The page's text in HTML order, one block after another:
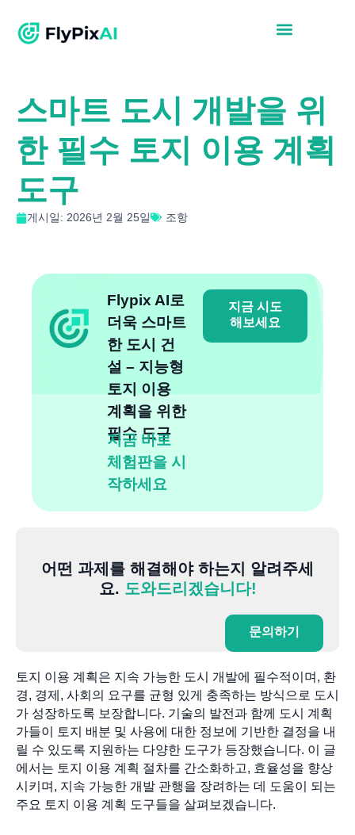
스마트 도시 개발을 위
한 필수 토지 이용 계획
도구
게시일: 2026년 2월 25일 조항
Flypix AI로
더욱 스마트
한 도시 건
설 – 지능형
토지 이용
계획을 위한
필수 도구
지금 바로
체험판을 시
작하세요
지금 시도
해보세요
어떤 과제를 해결해야 하는지 알려주세
요. 도와드리겠습니다!
문의하기
토지 이용 계획은 지속 가능한 도시 개발에 필수적이며, 환
경, 경제, 사회의 요구를 균형 있게 충족하는 방식으로 도시
가 성장하도록 보장합니다. 기술의 발전과 함께 도시 계획
가들이 토지 배분 및 사용에 대한 정보에 기반한 결정을 내
릴 수 있도록 지원하는 다양한 도구가 등장했습니다. 이 글
에서는 토지 이용 계획 절차를 간소화하고, 효율성을 향상
시키며, 지속 가능한 개발 관행을 장려하는 데 도움이 되는
주요 토지 이용 계획 도구들을 살펴보겠습니다.